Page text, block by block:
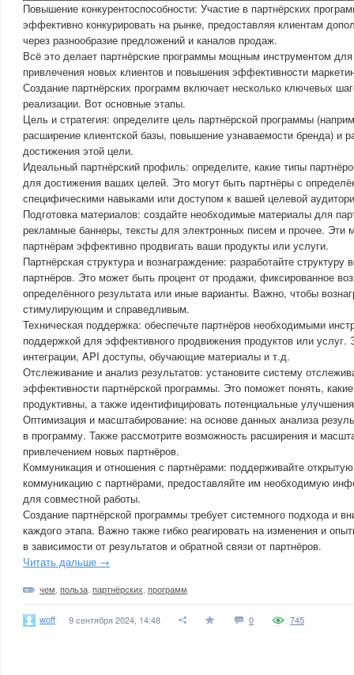
Повышение конкурентоспособности: Участие в партнёрских
эффективно конкурировать на рынке, предоставляя клиентам
через разнообразие предложений и каналов продаж.
Всё это делает партнёрские программы мощным инструментом
привлечения новых клиентов и повышения эффективности
Создание партнёрских программ включает несколько ключевых
реализации. Вот основные этапы.
Цель и стратегия: определите цель партнёрской программы
расширение клиентской базы, повышение узнаваемости бренда) и
достижения этой цели.
Идеальный партнёрский профиль: определите, какие типы
для достижения ваших целей. Это могут быть партнёры с
специфическими навыками или доступом к вашей целевой
Подготовка материалов: создайте необходимые материалы для
рекламные баннеры, тексты для электронных писем и прочее. Эти
партнёрам эффективно продвигать ваши продукты или услуги.
Партнёрская структура и вознаграждение: разработайте структуру
партнёров. Это может быть процент от продажи, фиксированное
определённого результата или иные варианты. Важно, чтобы
стимулирующим и справедливым.
Техническая поддержка: обеспечьте партнёров необходимыми
поддержкой для эффективного продвижения продуктов или услуг.
интеграции, API доступы, обучающие материалы и т.д.
Отслеживание и анализ результатов: установите систему
эффективности партнёрской программы. Это поможет понять,
продуктивны, а также идентифицировать потенциальные
Оптимизация и масштабирование: на основе данных анализа
в программу. Также рассмотрите возможность расширения и
привлечением новых партнёров.
Коммуникация и отношения с партнёрами: поддерживайте
коммуникацию с партнёрами, предоставляйте им необходимую
для совместной работы.
Создание партнёрской программы требует системного подхода и
каждого этапа. Важно также гибко реагировать на изменения и
в зависимости от результатов и обратной связи от партнёров.
Читать дальше →
чем польза партнёрских программ
woff 9 сентября 2024, 14:48 0 745